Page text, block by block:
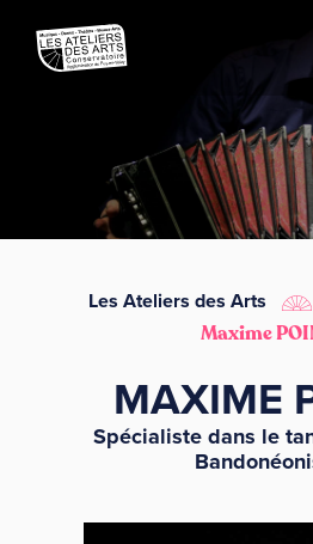
LE CONSERVATOIRE
DÉBUTER
LES ENSEIGNEMENTS
INFOS PRATIQUES
Les Ateliers des Arts
Maxime
MAXIME
Spécialiste dans le